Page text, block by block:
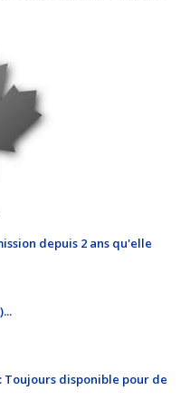
depuis 2 ans qu'elle
disponible pour de